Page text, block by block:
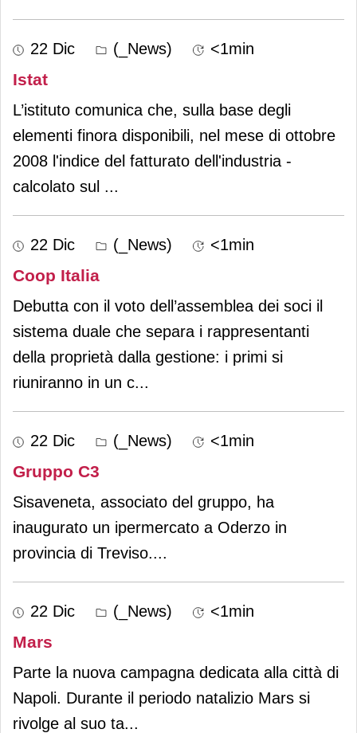
22 Dic (_News) <1min
Istat
L’istituto comunica che, sulla base degli
elementi finora disponibili, nel mese di ottobre
2008 l'indice del fatturato dell'industria -
calcolato sul ...
22 Dic (_News) <1min
Coop Italia
Debutta con il voto dell’assemblea dei soci il
sistema duale che separa i rappresentanti
della proprietà dalla gestione: i primi si
riuniranno in un c...
22 Dic (_News) <1min
Gruppo C3
Sisaveneta, associato del gruppo, ha
inaugurato un ipermercato a Oderzo in
provincia di Treviso....
22 Dic (_News) <1min
Mars
Parte la nuova campagna dedicata alla città di
Napoli. Durante il periodo natalizio Mars si
rivolge al suo ta...